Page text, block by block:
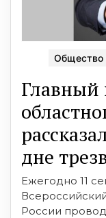
Общество
Главный
дне
Ежегодно 11
России